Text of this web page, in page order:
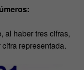
al haber tres cifras,
representada.